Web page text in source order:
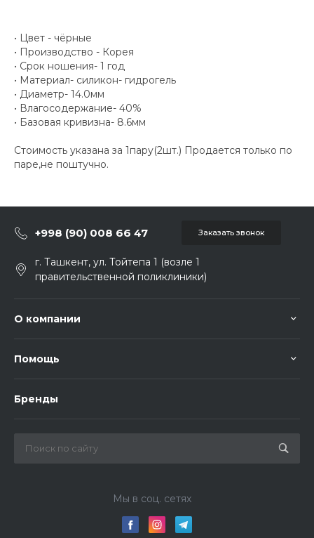
• Цвет - чёрные
• Производство - Корея
• Срок ношения- 1 год
• Материал- силикон- гидрогель
• Диаметр- 14.0мм
• Влагосодержание- 40%
• Базовая кривизна- 8.6мм
Стоимость указана за 1пару(2шт.) Продается только по
паре,не поштучно.
+998 (90) 008 66 47 Заказать звонок
г. Ташкент, ул. Тойтепа 1 (возле 1
правительственной поликлиники)
О компании
Помощь
Бренды
Мы в соц. сетях